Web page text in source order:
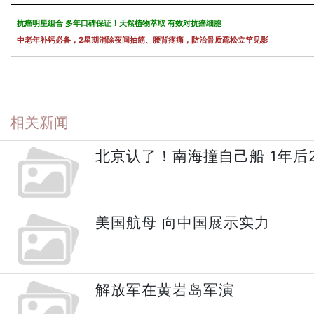
抗癌明星组合 多年口碑保证！天然植物萃取 有效对抗癌细胞
中老年补钙必备，2星期消除夜间抽筋、腰背疼痛，防治骨质疏松立竿见影
相关新闻
北京认了！南海撞自己船 1年后
美国航母 向中国展示实力
解放军在黄岩岛军演